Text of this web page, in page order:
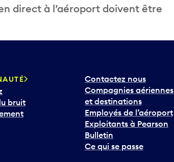
direct à l’aéroport doivent être
bruit
Contactez nous
Compagnies aériennes
et destinations
Employés de l’aéroport
Exploitants à Pearson
Bulletin
Ce qui se passe